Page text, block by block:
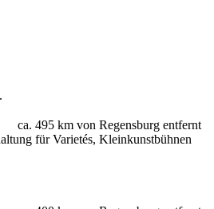
ca. 495 km von Regensburg entfernt
für Varietés, Kleinkunstbühnen